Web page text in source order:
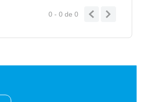
0 - 0 de 0